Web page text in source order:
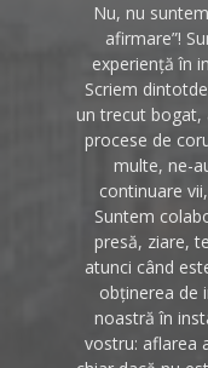
Nu, nu
afirmare”!
experiență în
Scriem
un trecut
procese de
multe, ne-
continuare
Suntem
presă, ziare,
atunci când
obținerea de
noastră în
vostru: aflarea